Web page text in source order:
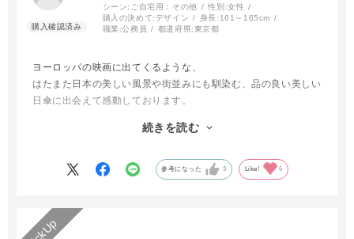
シーン: ご自宅用：その他 性別:女性
購入の決めて: デザイン 身長: 161～165cm
職業:公務員 都道府県:東京都
ヨーロッパの映画に出てくるような、
はたまた日本の美しい風景や街並みにも馴染む、品の良い美しい
日傘に出会えて感動しております。
本当にありがとうございます。続きを読む
参考になった 3 Like! 6